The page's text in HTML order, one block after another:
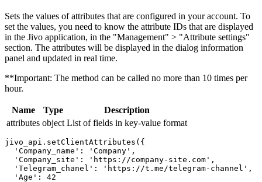
Sets the values ​​of attributes that are configured in your account. To
set the values, you need to know the attribute IDs that are displayed
in the Jivo application, in the "Management" > "Attribute settings"
section. The attributes will be displayed in the dialog information
panel and updated in real time.
**Important: The method can be called no more than 10 times per
hour.
Name Type
Description
attributes object List of fields in key-value format
jivo_api.setClientAttributes({
  'Company_name': 'Company',
  'Company_site': 'https://company-site.com',
  'Telegram_chanel': 'https://t.me/telegram-channel',
  'Age': 42